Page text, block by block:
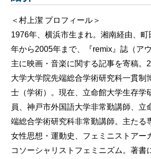
＜村上潔 プロフィール＞
1976年、横浜市生まれ。湘南経由、
年から2005年まで、『remix』誌（ア
主に映画・音楽に関する記事を寄稿。
大学大学院先端総合学術研究科一貫制
士（学術）。現在、立命館大学生存学
員、神戸市外国語大学非常勤講師、立
端総合学術研究科非常勤講師。主たる
女性思想・運動史、フェミニストアー
コソーシャリストフェミニズム。著書